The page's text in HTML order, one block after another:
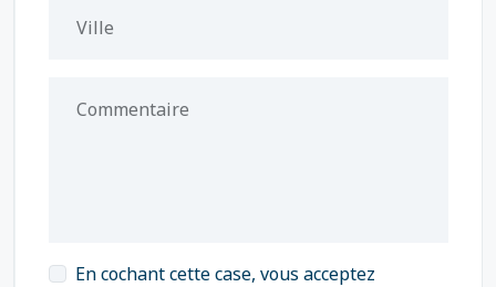
Ville
Commentaire
En cochant cette case, vous acceptez